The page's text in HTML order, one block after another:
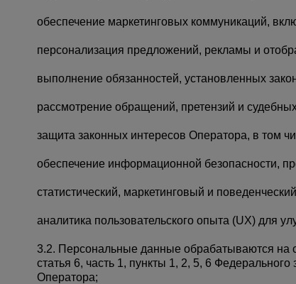
обеспечение маркетинговых коммуникаций,
персонализация предложений, рекламы и
выполнение обязанностей, установленных
рассмотрение обращений, претензий и
защита законных интересов Оператора, в том
обеспечение информационной безопасности,
статистический, маркетинговый и
аналитика пользовательского опыта (UX) для
3.2. Персональные данные обрабатываются на
статья 6, часть 1, пункты 1, 2, 5, 6
Оператора;